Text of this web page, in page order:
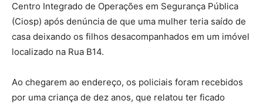
Centro Integrado de Operações em Segurança Pública
(Ciosp) após denúncia de que uma mulher teria saído de
casa deixando os filhos desacompanhados em um imóvel
localizado na Rua B14.
Ao chegarem ao endereço, os policiais foram recebidos
por uma criança de dez anos, que relatou ter ficado